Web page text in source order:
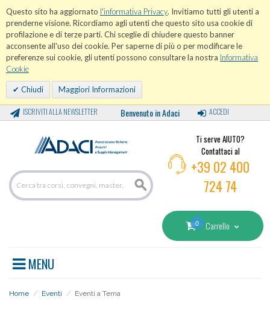
Questo sito ha aggiornato l'informativa Privacy. Invitiamo tutti gli utenti a
prenderne visione. Ricordiamo agli utenti che questo sito usa cookie di
profilazione e di terze parti. Chi sceglie di chiudere questo banner
acconsente all'uso dei cookie. Per saperne di più o per modificare le
preferenze sui cookie, gli utenti possono consultare la nostra Informativa
Cookie
Chiudi Maggiori Informazioni
ISCRIVITI ALLA NEWSLETTER Benvenuto in Adaci ACCEDI
Ti serve AIUTO?
Contattaci al
+39 02 400
724 74
0 Carrello
MENU
Home / Eventi / Eventi a Tema